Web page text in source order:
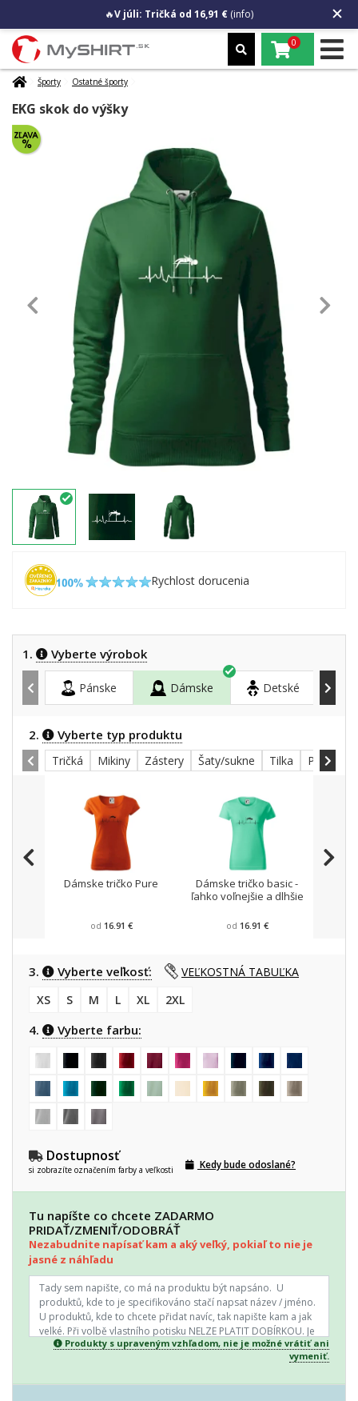
🔥V júli: Tričká od 16,91 € (info)
0
Športy Ostatné športy
EKG skok do výšky
Rychlost dorucenia
1. Vyberte výrobok
Pánske Dámske Detské
2. Vyberte typ produktu
Tričká Mikiny Zástery Šaty/sukne Tilka
Dámske tričko Pure
od 16.91 €
Dámske tričko basic -
ľahko voľnejšie a dlhšie
od 16.91 €
3. Vyberte veľkosť:
VEĽKOSTNÁ TABUĽKA
XS
S M L XL 2XL
4. Vyberte farbu:
Dostupnosť
si zobrazíte označením farby a veľkosti Kedy bude odoslané?
Tu napíšte co chcete ZADARMO
PRIDAŤ/ZMENIŤ/ODOBRÁŤ
Nezabudnite napísať kam a aký veľký, pokiaľ to nie je
jasné z náhľadu
Produkty s upraveným vzhľadom, nie je možné vrátiť ani
vymeniť.